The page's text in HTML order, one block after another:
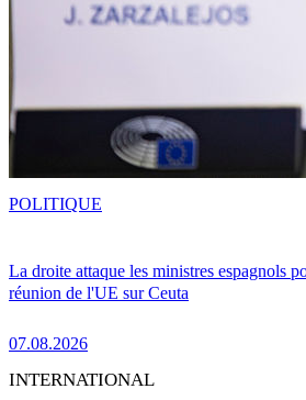
La droite attaque les ministres espagnols
réunion de l'UE sur Ceuta
07.08.2026
POLITIQUE
INTERNATIONAL